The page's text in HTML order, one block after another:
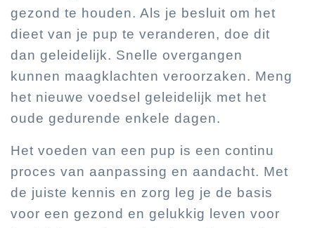
gezond te houden. Als je besluit om het
dieet van je pup te veranderen, doe dit
dan geleidelijk. Snelle overgangen
kunnen maagklachten veroorzaken. Meng
het nieuwe voedsel geleidelijk met het
oude gedurende enkele dagen.
Het voeden van een pup is een continu
proces van aanpassing en aandacht. Met
de juiste kennis en zorg leg je de basis
voor een gezond en gelukkig leven voor